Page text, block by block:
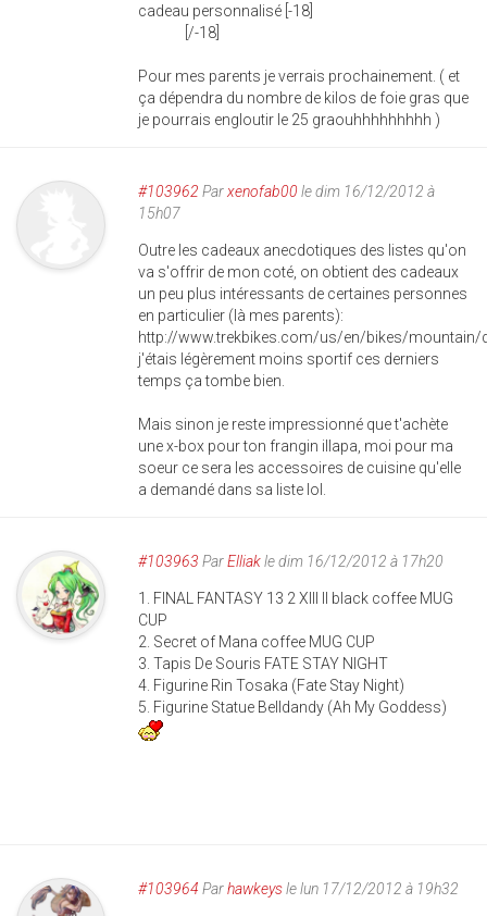
cadeau personnalisé [-18]
[/-18]
Pour mes parents je verrais prochainement. ( et
ça dépendra du nombre de kilos de foie gras que
je pourrais engloutir le 25 graouhhhhhhhhh )
#103962 Parxenofab00 le dim 16/12/2012 à
15h07
Outre les cadeaux anecdotiques des listes qu'on
va s'offrir de mon coté, on obtient des cadeaux
un peu plus intéressants de certaines personnes
en particulier (là mes parents):
http://www.trekbikes.com/us/en/bikes/mountain/
j'étais légèrement moins sportif ces derniers
temps ça tombe bien.
Mais sinon je reste impressionné que t'achète
une x-box pour ton frangin illapa, moi pour ma
soeur ce sera les accessoires de cuisine qu'elle
a demandé dans sa liste lol.
#103963 ParElliakle dim 16/12/2012 à 17h20
1. FINAL FANTASY 13 2 XIII II black coffee MUG
CUP
2. Secret of Mana coffee MUG CUP
3. Tapis De Souris FATE STAY NIGHT
4. Figurine Rin Tosaka (Fate Stay Night)
5. Figurine Statue Belldandy (Ah My Goddess)
#103964 Parhawkeysle lun 17/12/2012 à 19h32